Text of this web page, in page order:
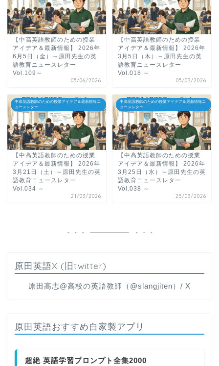
【中高英語教師のための授業
アイデア＆最新情報】 2026年
6月5日（金）～原田先生の英
語教育ニュースレター
Vol.109～
05/06/2026
【中高英語教師のための授業
アイデア＆最新情報】 2026年
3月5日（木）～原田先生の英
語教育ニュースレター
Vol.018 ～
05/03/2026
中高英語教師のための授業アイデア＆最新情報ニ
ュースレター
【中高英語教師のための授業
アイデア＆最新情報】 2026年
3月21日（土）～原田先生の英
語教育ニュースレター
Vol.034 ～
21/03/2026
中高英語教師のための授業アイデア＆最新情報ニ
ュースレター
【中高英語教師のための授業
アイデア＆最新情報】 2026年
3月25日（水）～原田先生の英
語教育ニュースレター
Vol.038 ～
25/03/2026
原田英語X (旧twitter)
原田高志@高校の英語教師（@slangjiten）/ X
原田英語おすすめ自家製アプリ
超絶 英語学習プロンプト全集2000